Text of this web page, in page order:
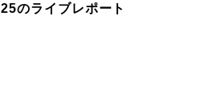
のライブレポート